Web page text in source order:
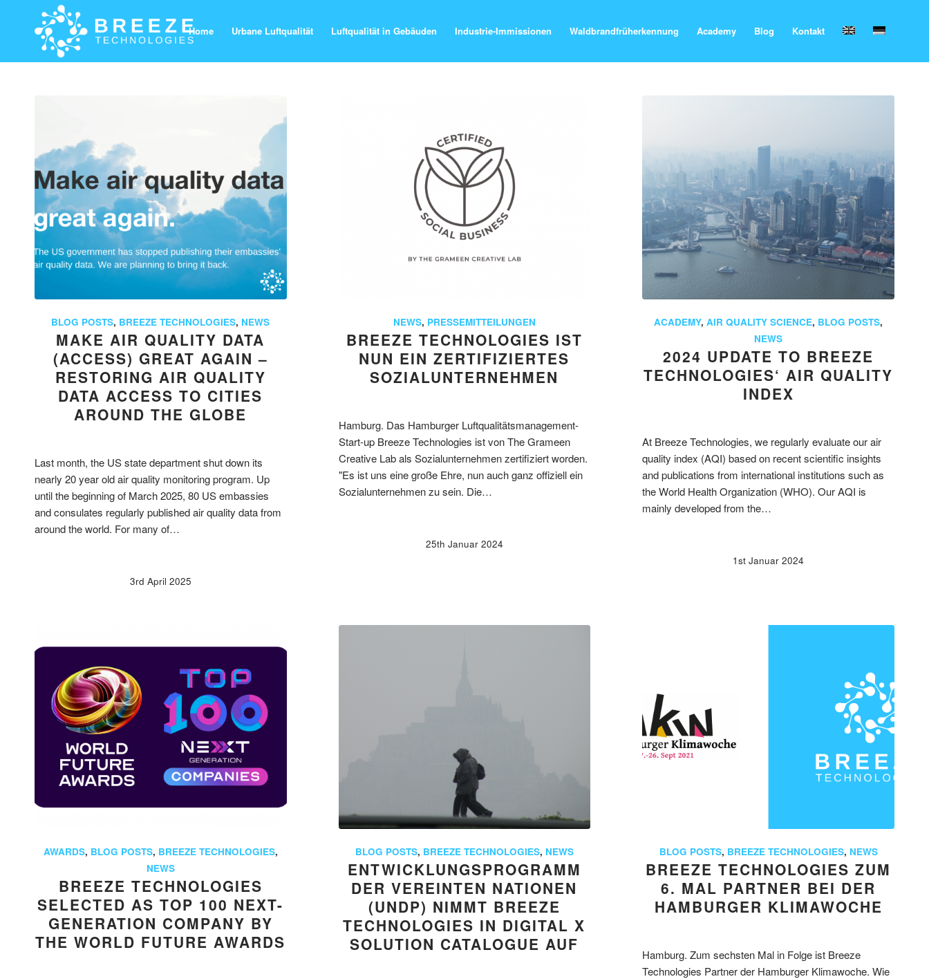
Home Urbane Luftqualität Luftqualität in Gebäuden Industrie-Immissionen Waldbrandfrüherkennung Academy Blog Kontakt
BLOG POSTS, BREEZE TECHNOLOGIES, NEWS
MAKE AIR QUALITY DATA
(ACCESS) GREAT AGAIN –
RESTORING AIR QUALITY
DATA ACCESS TO CITIES
AROUND THE GLOBE
Last month, the US state department shut down its
nearly 20 year old air quality monitoring program. Up
until the beginning of March 2025, 80 US embassies
and consulates regularly published air quality data from
around the world. For many of…
3rd April 2025
NEWS, PRESSEMITTEILUNGEN
BREEZE TECHNOLOGIES IST
NUN EIN ZERTIFIZIERTES
SOZIALUNTERNEHMEN
Hamburg. Das Hamburger Luftqualitätsmanagement-
Start-up Breeze Technologies ist von The Grameen
Creative Lab als Sozialunternehmen zertifiziert worden.
"Es ist uns eine große Ehre, nun auch ganz offiziell ein
Sozialunternehmen zu sein. Die…
25th Januar 2024
ACADEMY,AIR QUALITY SCIENCE, BLOG POSTS,
NEWS
2024 UPDATE TO BREEZE
TECHNOLOGIES‘ AIR QUALITY
INDEX
At Breeze Technologies, we regularly evaluate our air
quality index (AQI) based on recent scientific insights
and publications from international institutions such as
the World Health Organization (WHO). Our AQI is
mainly developed from the…
1st Januar 2024
AWARDS, BLOG POSTS, BREEZE TECHNOLOGIES,
NEWS
BREEZE TECHNOLOGIES
SELECTED AS TOP 100 NEXT-
GENERATION COMPANY BY
THE WORLD FUTURE AWARDS
BLOG POSTS, BREEZE TECHNOLOGIES, NEWS
ENTWICKLUNGSPROGRAMM
DER VEREINTEN NATIONEN
(UNDP) NIMMT BREEZE
TECHNOLOGIES IN DIGITAL X
SOLUTION CATALOGUE AUF
BLOG POSTS, BREEZE TECHNOLOGIES, NEWS
BREEZE TECHNOLOGIES ZUM
6. MAL PARTNER BEI DER
HAMBURGER KLIMAWOCHE
Hamburg. Zum sechsten Mal in Folge ist Breeze
Technologies Partner der Hamburger Klimawoche. Wie